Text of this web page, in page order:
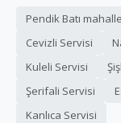
Pendik Batı
Cevizli Servisi
Kuleli Servisi
Şerifali Servisi
Kanlıca Servisi